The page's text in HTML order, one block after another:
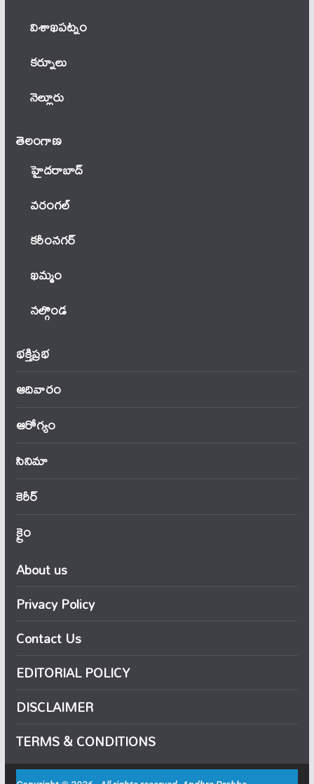
విశాఖపట్నం
కర్నూలు
నెల్లూరు
తెలంగాణ‌
హైదరాబాద్
వ‌రంగ‌ల్
కరీంనగర్
ఖ‌మ్మం
నల్గొండ
భక్తిప్రభ
ఆదివారం
ఆరోగ్యం
సినిమా
కెరీర్
క్రైం
About us
Privacy Policy
Contact Us
EDITORIAL POLICY
DISCLAIMER
TERMS & CONDITIONS